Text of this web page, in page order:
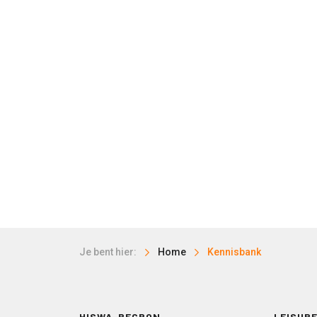
Je bent hier: Home Kennisbank